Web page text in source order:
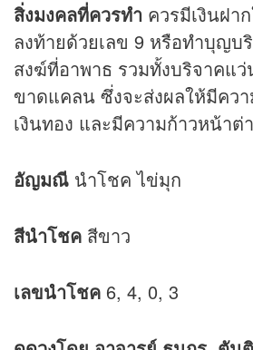
สิ่งมงคลที่ควรทำ ควรมีเงินฝา
ลงท้ายด้วยเลข 9 หรือทำบุญบ
สงฆ์ที่อาพาธ รวมทั้งบริจาคแ
ขาดแคลน ซึ่งจะส่งผลให้มีคว
เงินทอง และมีความก้าวหน้าต่
อัญมณี นำโชค ไข่มุก
สีนำโชค สีขาว
เลขนำโชค 6, 4, 0, 3